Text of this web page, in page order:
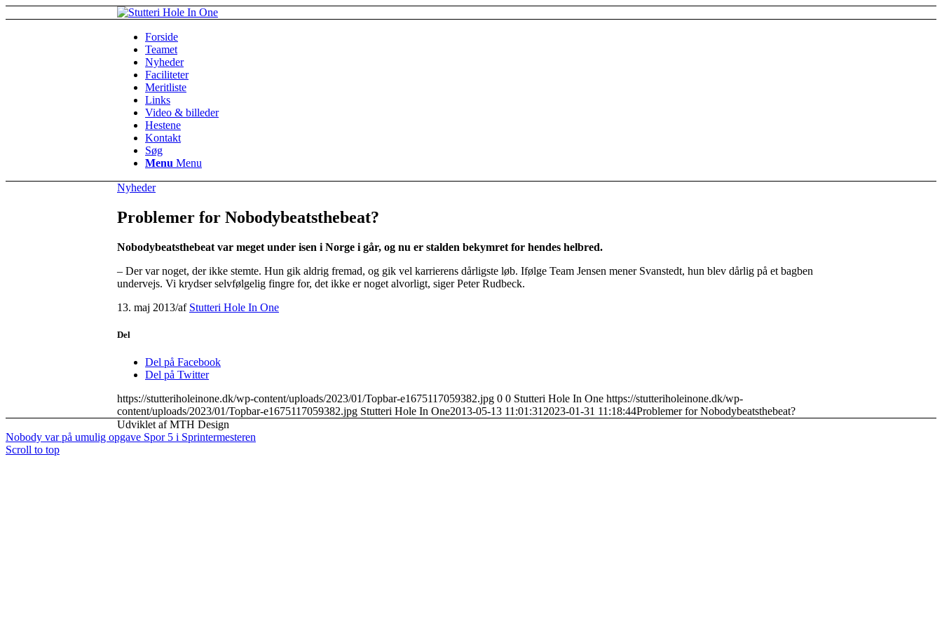
Forside
Teamet
Nyheder
Faciliteter
Meritliste
Links
Video & billeder
Hestene
Kontakt
Søg
Menu Menu
Nyheder
Problemer for Nobodybeatsthebeat?
Nobodybeatsthebeat var meget under isen i Norge i går, og nu er stalden bekymret for hendes helbred.
– Der var noget, der ikke stemte. Hun gik aldrig fremad, og gik vel karrierens dårligste løb. Ifølge Team Jensen mener Svanstedt, hun blev dårlig på et bagben
undervejs. Vi krydser selvfølgelig fingre for, det ikke er noget alvorligt, siger Peter Rudbeck.
13. maj 2013/af Stutteri Hole In One
Del
Del på Facebook
Del på Twitter
https://stutteriholeinone.dk/wp-content/uploads/2023/01/Topbar-e1675117059382.jpg 0 0 Stutteri Hole In One https://stutteriholeinone.dk/wp-
content/uploads/2023/01/Topbar-e1675117059382.jpg Stutteri Hole In One2013-05-13 11:01:31 2023-01-31 11:18:44Problemer for Nobodybeatsthebeat?
Udviklet af MTH Design
Nobody var på umulig opgave Spor 5 i Sprintermesteren
Scroll to top